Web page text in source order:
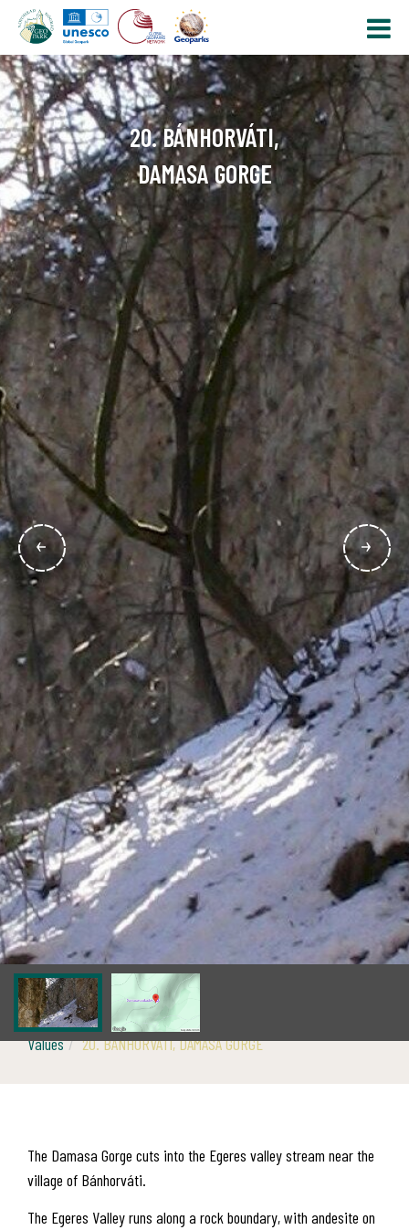
20. BÁNHORVÁTI,
DAMASA GORGE
Values 20. BÁNHORVÁTI, DAMASA GORGE
The Damasa Gorge cuts into the Egeres valley stream near the
village of Bánhorváti.
The Egeres Valley runs along a rock boundary, with andesite on